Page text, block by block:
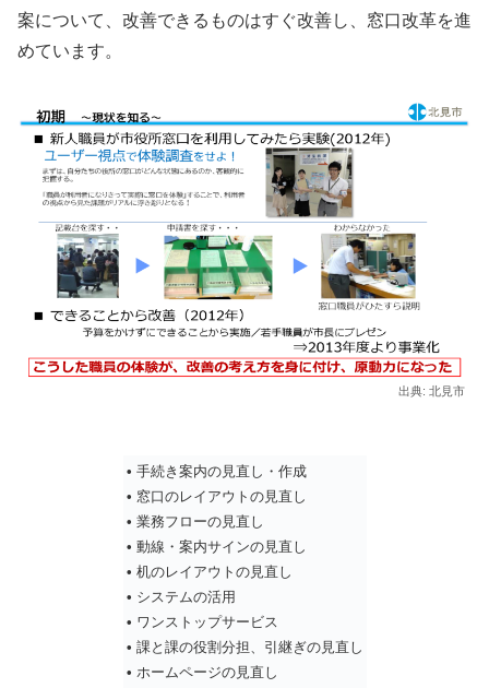
案について、改善できるものはすぐ改善し、窓口改革を進
めています。
出典: 北見市
• 手続き案内の見直し・作成
• 窓口のレイアウトの見直し
• 業務フローの見直し
• 動線・案内サインの見直し
• 机のレイアウトの見直し
• システムの活用
• ワンストップサービス
• 課と課の役割分担、引継ぎの見直し
• ホームページの見直し